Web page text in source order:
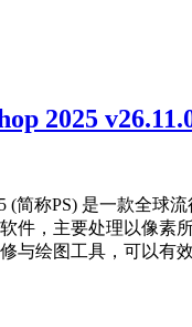
2025
(简称PS) 是一款全球
件，主要处理以像素
与绘图工具，可以有